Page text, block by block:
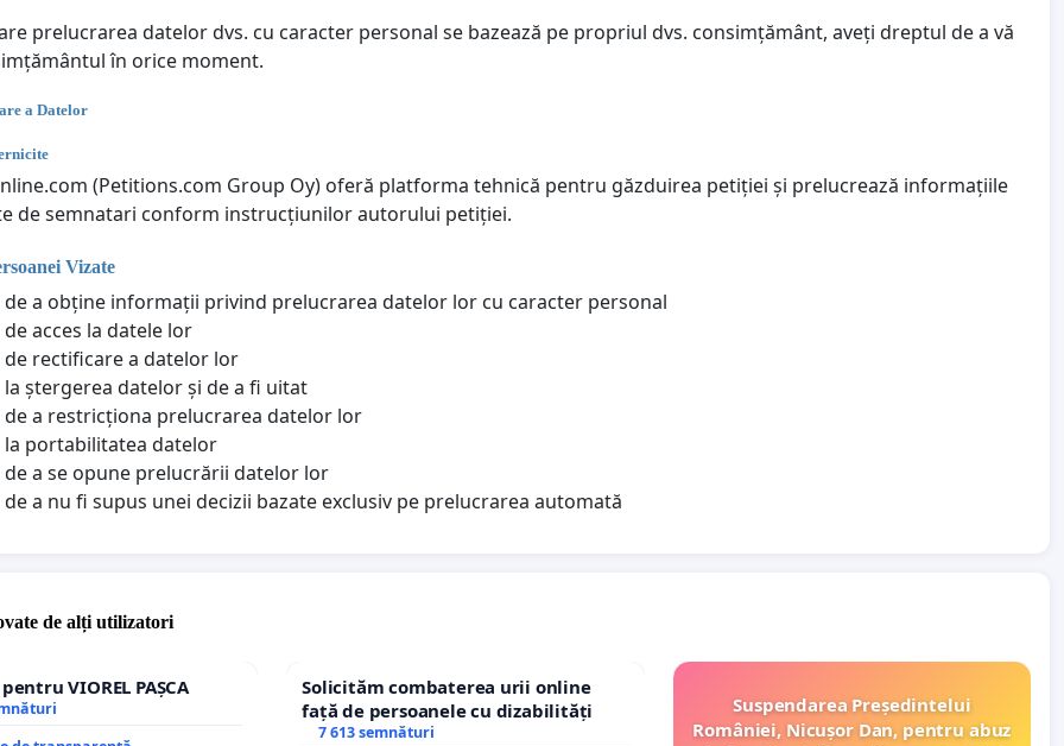
prelucrarea datelor dvs. cu caracter personal se bazează pe propriul dvs. consimțământ, aveți dreptul de a vă
în orice moment.
a Datelor
(Petitions.com Group Oy) oferă platforma tehnică pentru găzduirea petiției și prelucrează informațiile
de semnatari conform instrucțiunilor autorului petiției.
Vizate
a obține informații privind prelucrarea datelor lor cu caracter personal
acces la datele lor
rectificare a datelor lor
ștergerea datelor și de a fi uitat
a restricționa prelucrarea datelor lor
portabilitatea datelor
a se opune prelucrării datelor lor
a nu fi supus unei decizii bazate exclusiv pe prelucrarea automată
de alți utilizatori
VIOREL PAȘCA
Solicităm combaterea urii online
față de persoanele cu dizabilități
7 613 semnături
Suspendarea Președintelui
României, Nicușor Dan, pentru abuz